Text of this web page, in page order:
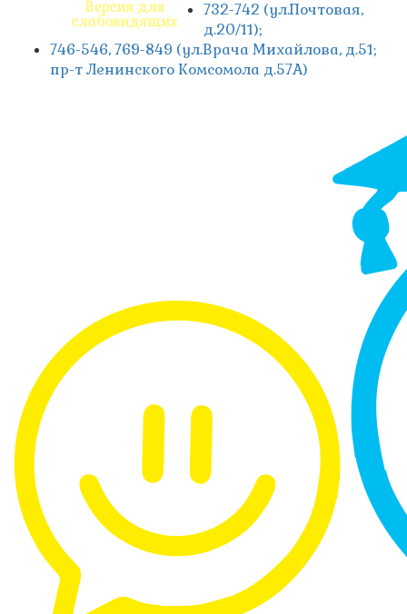
Версия для
слабовидящих
732-742 (ул.Почтовая,
д.20/11);
746-546, 769-849 (ул.Врача Михайлова, д.51;
пр-т Ленинского Комсомола д.57А)